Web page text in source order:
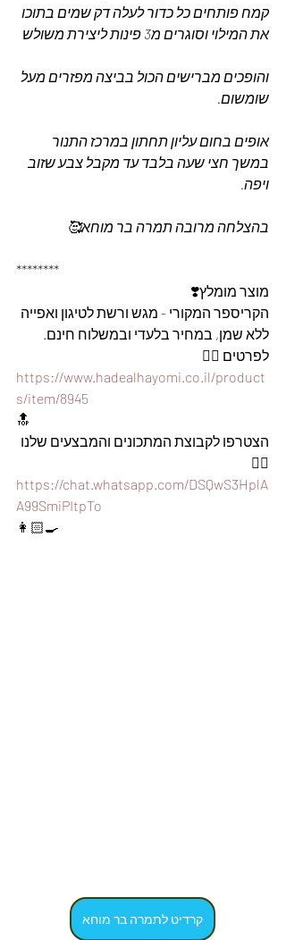
קמח פותחים כל כדור לעלה דק שמים בתוכו
את המילוי וסוגרים מ3 פינות ליצירת משולש
והופכים מברישים הכול בביצה מפזרים מעל
שומשום.
אופים בחום עליון תחתון במרכז התנור
במשך חצי שעה בלבד עד מקבל צבע שזוב
ויפה.
בהצלחה מרובה תמרה בר מוחא🥰
********
מוצר מומלץ❣️
הקריספר המקורי - מגש ורשת לטיגון ואפייה
ללא שמן, במחיר בלעדי ובמשלוח חינם.
לפרטים 👇🏼
https://www.hadealhayomi.co.il/product
s/item/8945
🔝
הצטרפו לקבוצת המתכונים והמבצעים שלנו
👇🏼
https://chat.whatsapp.com/DSQwS3HplA
A99SmiPItpTo
👩🏻‍🍳
קרדיט לתמרה בר מוחא